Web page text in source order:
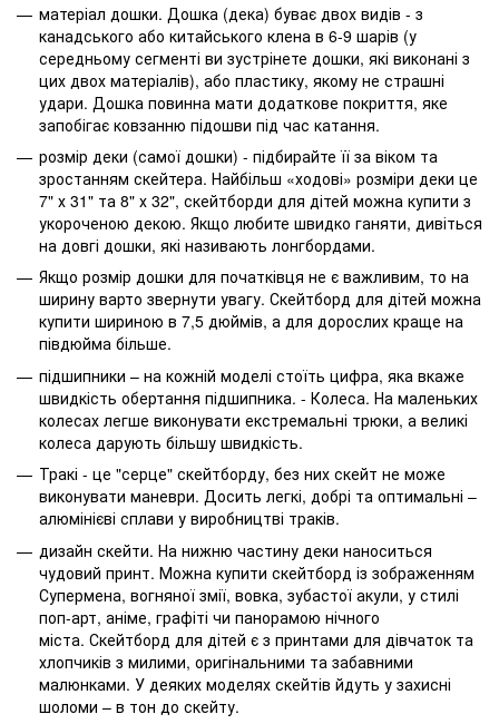
матеріал дошки. Дошка (дека) буває двох видів - з
канадського або китайського клена в 6-9 шарів (у
середньому сегменті ви зустрінете дошки, які виконані з
цих двох матеріалів), або пластику, якому не страшні
удари. Дошка повинна мати додаткове покриття, яке
запобігає ковзанню підошви під час катання.
розмір деки (самої дошки) - підбирайте її за віком та
зростанням скейтера. Найбільш «ходові» розміри деки це
7" х 31" та 8" х 32", скейтборди для дітей можна купити з
укороченою декою. Якщо любите швидко ганяти, дивіться
на довгі дошки, які називають лонгбордами.
Якщо розмір дошки для початківця не є важливим, то на
ширину варто звернути увагу. Скейтборд для дітей можна
купити шириною в 7,5 дюймів, а для дорослих краще на
півдюйма більше.
підшипники – на кожній моделі стоїть цифра, яка вкаже
швидкість обертання підшипника. - Колеса. На маленьких
колесах легше виконувати екстремальні трюки, а великі
колеса дарують більшу швидкість.
Тракі - це "серце" скейтборду, без них скейт не може
виконувати маневри. Досить легкі, добрі та оптимальні –
алюмінієві сплави у виробництві траків.
дизайн скейти. На нижню частину деки наноситься
чудовий принт. Можна купити скейтборд із зображенням
Супермена, вогняної змії, вовка, зубастої акули, у стилі
поп-арт, аніме, графіті чи панорамою нічного
міста. Скейтборд для дітей є з принтами для дівчаток та
хлопчиків з милими, оригінальними та забавними
малюнками. У деяких моделях скейтів йдуть у захисні
шоломи – в тон до скейту.